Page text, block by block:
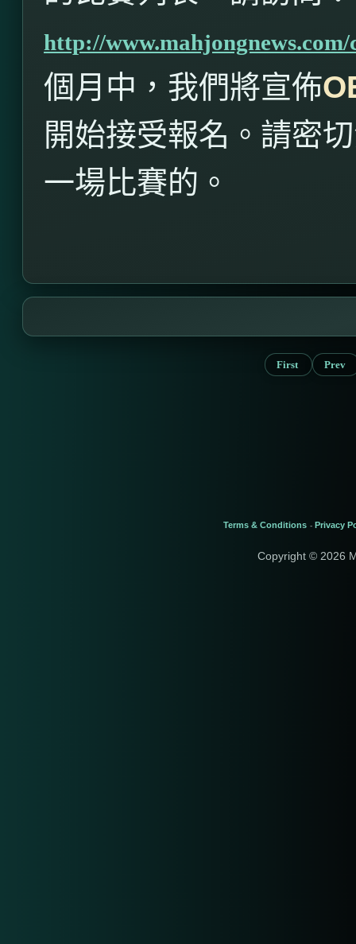
http://
個月中，我們將宣佈
開始接受報名。請密
一場比賽的。
First Prev
Terms & Conditions - Privacy
Copyright © 2026